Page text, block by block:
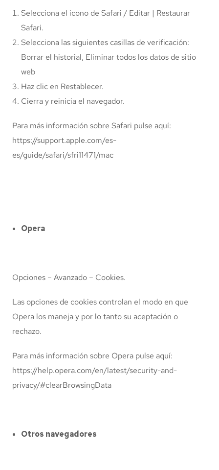
Selecciona el icono de Safari / Editar | Restaurar
Safari.
Selecciona las siguientes casillas de verificación:
Borrar el historial, Eliminar todos los datos de sitio
web
Haz clic en Restablecer.
Cierra y reinicia el navegador.
Para más información sobre Safari pulse aquí:
https://support.apple.com/es-
es/guide/safari/sfri11471/mac
Opera
Opciones – Avanzado – Cookies.
Las opciones de cookies controlan el modo en que
Opera los maneja y por lo tanto su aceptación o
rechazo.
Para más información sobre Opera pulse aquí:
https://help.opera.com/en/latest/security-and-
privacy/#clearBrowsingData
Otros navegadores